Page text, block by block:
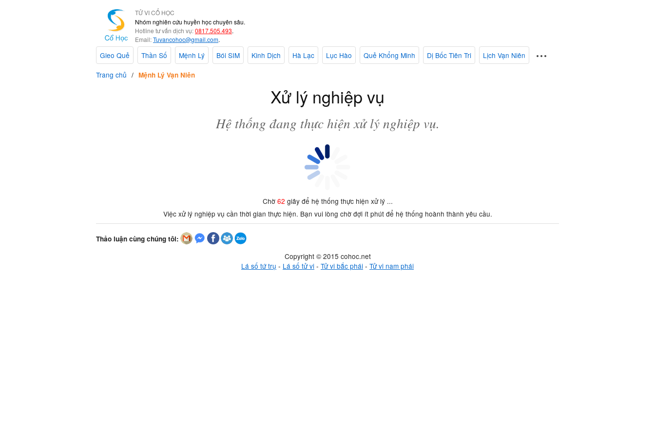
TỬ VI CỔ HỌC
Nhóm nghiên cứu huyền học chuyên sâu.
Hotline tư vấn dịch vụ:0817.505.493.
Email:Tuvancohoc@gmail.com.
Gieo Quẻ Thần Số Mệnh Lý Bói SIM Kinh Dịch Hà Lạc Lục Hào Quẻ Khổng Minh Dị Bốc Tiên Tri
Lịch Vạn Niên
Trang chủ
Mệnh Lý Vạn Niên
Xử lý nghiệp vụ
Hệ thống đang thực hiện xử lý nghiệp vụ.
Chờ 62 giây để hệ thống thực hiện xử lý ...
Việc xử lý nghiệp vụ cần thời gian thực hiện. Bạn vui lòng chờ đợi ít phút để hệ thống hoành thành yêu cầu.
Thảo luận cùng chúng tôi:
Copyright © 2015 cohoc.net
Lá số tứ trụ - Lá số tử vi - Tử vi bắc phái - Tử vi nam phái